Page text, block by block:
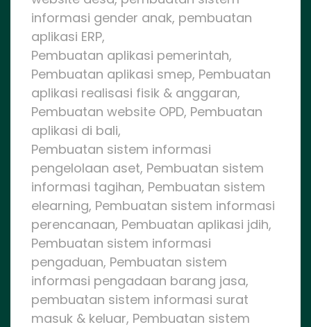
informasi gender anak, pembuatan
aplikasi ERP,
Pembuatan aplikasi pemerintah,
Pembuatan aplikasi smep, Pembuatan
aplikasi realisasi fisik & anggaran,
Pembuatan website OPD, Pembuatan
aplikasi di bali,
Pembuatan sistem informasi
pengelolaan aset, Pembuatan sistem
informasi tagihan, Pembuatan sistem
elearning, Pembuatan sistem informasi
perencanaan, Pembuatan aplikasi jdih,
Pembuatan sistem informasi
pengaduan, Pembuatan sistem
informasi pengadaan barang jasa,
pembuatan sistem informasi surat
masuk & keluar, Pembuatan sistem